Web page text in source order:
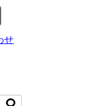
せ